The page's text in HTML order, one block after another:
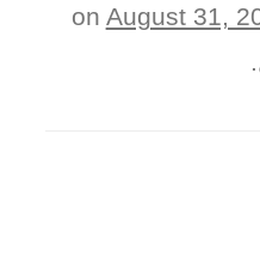
August 31,